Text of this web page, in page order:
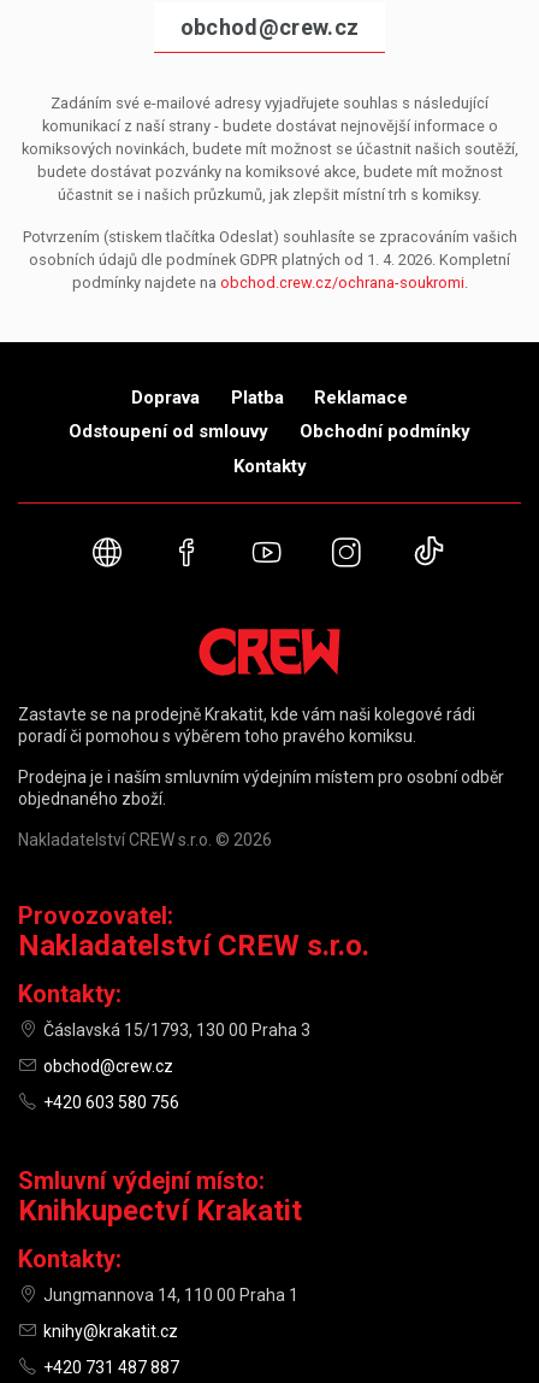
obchod@crew.cz
Zadáním své e-mailové adresy vyjadřujete souhlas s následující
komunikací z naší strany - budete dostávat nejnovější informace o
komiksových novinkách, budete mít možnost se účastnit našich soutěží,
budete dostávat pozvánky na komiksové akce, budete mít možnost
účastnit se i našich průzkumů, jak zlepšit místní trh s komiksy.
Potvrzením (stiskem tlačítka Odeslat) souhlasíte se zpracováním vašich
osobních údajů dle podmínek GDPR platných od 1. 4. 2026. Kompletní
podmínky najdete na obchod.crew.cz/ochrana-soukromi.
Doprava Platba
Reklamace
Odstoupení od smlouvy
Obchodní podmínky
Kontakty
Webové stránky
FacebookYouTubeInstagram
Zastavte se na prodejně Krakatit, kde vám naši kolegové rádi
poradí či pomohou s výběrem toho pravého komiksu.
Prodejna je i naším smluvním výdejním místem pro osobní odběr
objednaného zboží.
Nakladatelství CREW s.r.o. © 2026
Provozovatel:
Nakladatelství CREW s.r.o.
Kontakty:
Čáslavská 15/1793, 130 00 Praha 3
obchod@crew.cz
+420 603 580 756
Smluvní výdejní místo:
Knihkupectví Krakatit
Kontakty:
Jungmannova 14, 110 00 Praha 1
knihy@krakatit.cz
+420 731 487 887